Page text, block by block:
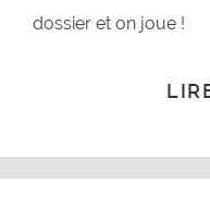
dossier et on joue !